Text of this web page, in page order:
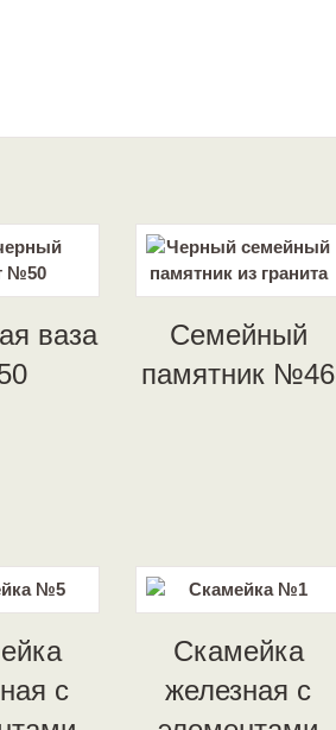
ваза
Семейный
памятник №46
с
Скамейка
железная с